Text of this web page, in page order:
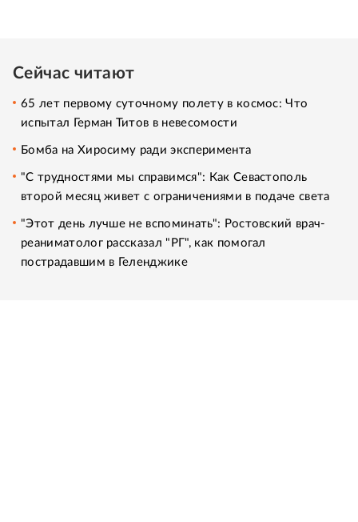
Сейчас читают
65 лет первому суточному полету в космос: Что
испытал Герман Титов в невесомости
Бомба на Хиросиму ради эксперимента
"С трудностями мы справимся": Как Севастополь
второй месяц живет с ограничениями в подаче света
"Этот день лучше не вспоминать": Ростовский врач-
реаниматолог рассказал "РГ", как помогал
пострадавшим в Геленджике